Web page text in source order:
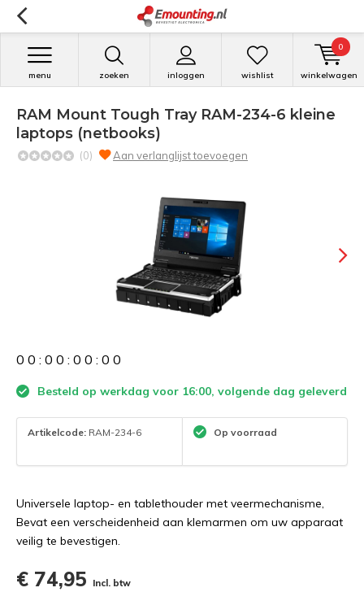
zoeken inloggen
menu wishlist winkelwagen
0
RAM Mount Tough Tray RAM-234-6 kleine
laptops (netbooks)
(0) Aan verlanglijst toevoegen
0 0 : 0 0 : 0 0 : 0 0
Besteld op werkdag voor 16:00, volgende dag geleverd
Artikelcode: RAM-234-6 Op voorraad
Universele laptop- en tablethouder met veermechanisme,
Bevat een verscheidenheid aan klemarmen om uw apparaat
veilig te bevestigen.
€ 74,95
Incl. btw